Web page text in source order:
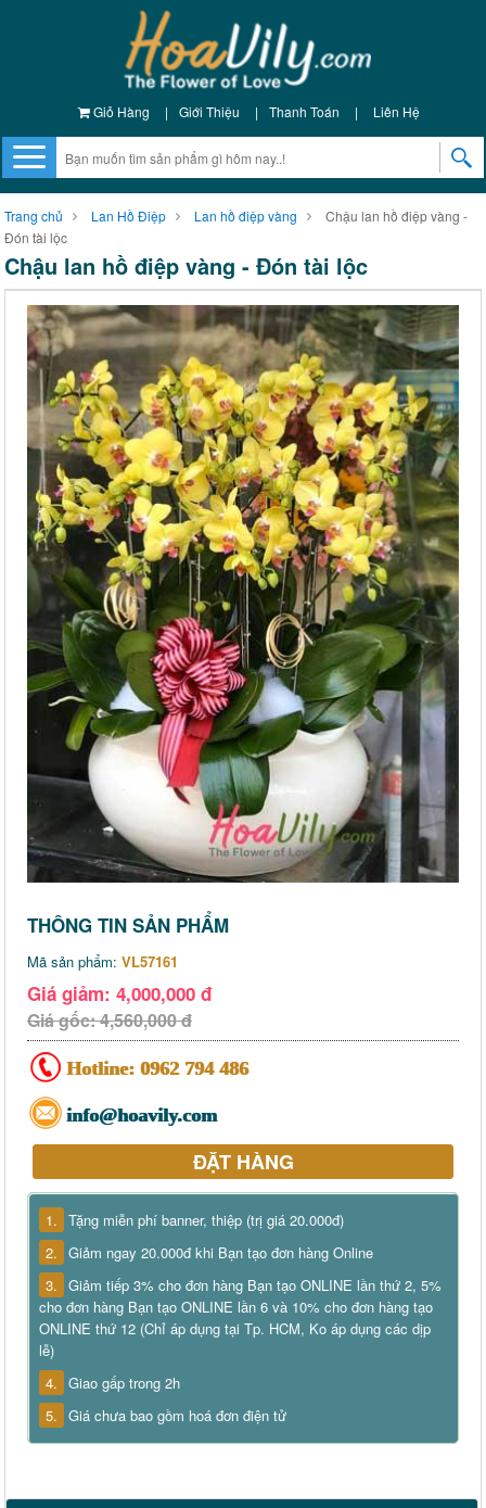
Giỏ Hàng | Giới Thiệu | Thanh Toán | Liên Hệ
Trang chủ Lan Hồ Điệp Lan hồ điệp vàng
Chậu lan hồ điệp vàng -
Đón tài lộc
Chậu lan hồ điệp vàng - Đón tài lộc
THÔNG TIN SẢN PHẨM
Mã sản phẩm: VL57161
Giá giảm: 4,000,000 đ
Giá gốc: 4,560,000 đ
Hotline: 0962 794 486
info@hoavily.com
ĐẶT HÀNG
1. Tặng miễn phí banner, thiệp (trị giá 20.000đ)
2. Giảm ngay 20.000đ khi Bạn tạo đơn hàng Online
3. Giảm tiếp 3% cho đơn hàng Bạn tạo ONLINE lần thứ 2, 5%
cho đơn hàng Bạn tạo ONLINE lần 6 và 10% cho đơn hàng tạo
ONLINE thứ 12 (Chỉ áp dụng tại Tp. HCM, Ko áp dụng các dịp
lễ)
4. Giao gấp trong 2h
5. Giá chưa bao gồm hoá đơn điện tử